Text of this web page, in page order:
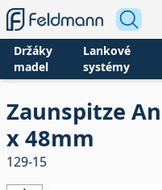
Držáky
madel
Lankové
systémy
Zaunspitze
x 48mm
129-15